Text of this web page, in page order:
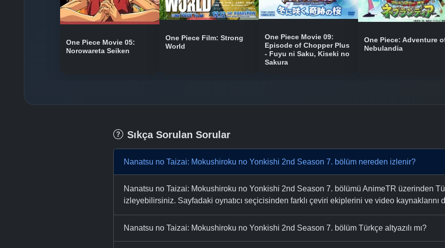
One Piece Movie 05:
Norowareta Seiken
One Piece Film: Strong
World
One Piece Movie 09:
Episode of Chopper Plus
- Fuyu ni Saku, Kiseki no
Sakura
One Piece: Adventure
Nebulandia
Sıkça Sorulan Sorular
Nanatsu no Taizai: Mokushiroku no Yonkishi 2nd Season 7. bölüm nereden izlenir?
Nanatsu no Taizai: Mokushiroku no Yonkishi 2nd Season 7. bölümü AnimeTR üzerinden
izleyebilirsiniz. Sayfadaki oynatıcı seçicisinden farklı çeviri ekiplerini ve video kaynaklarını
Nanatsu no Taizai: Mokushiroku no Yonkishi 2nd Season 7. bölüm Türkçe altyazılı mı?